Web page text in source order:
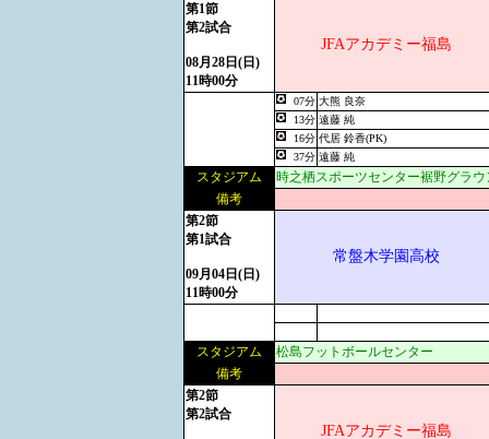
第1節
第2試合
08月28日(日)
11時00分
JFAアカデミー福島
07分 大熊 良奈
13分 遠藤 純
16分 代居 鈴香(PK)
37分 遠藤 純
スタジアム
時之栖スポーツセンター裾野グラウ
備考
第2節
第1試合
09月04日(日)
11時00分
常盤木学園高校
スタジアム
松島フットボールセンター
備考
第2節
第2試合
JFAアカデミー福島